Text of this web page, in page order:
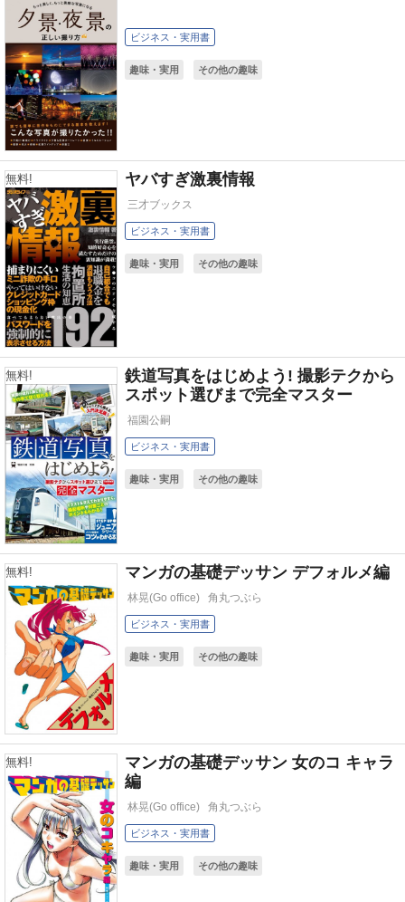
ビジネス・実用書
趣味・実用 その他の趣味
無料! ヤバすぎ激裏情報
三才ブックス
ビジネス・実用書
趣味・実用 その他の趣味
無料!
鉄道写真をはじめよう! 撮影テクから
スポット選びまで完全マスター
福園公嗣
ビジネス・実用書
趣味・実用 その他の趣味
無料! マンガの基礎デッサン デフォルメ編
林晃(Go office) 角丸つぶら
ビジネス・実用書
趣味・実用 その他の趣味
無料!
マンガの基礎デッサン 女のコ キャラ
編
林晃(Go office) 角丸つぶら
ビジネス・実用書
趣味・実用 その他の趣味